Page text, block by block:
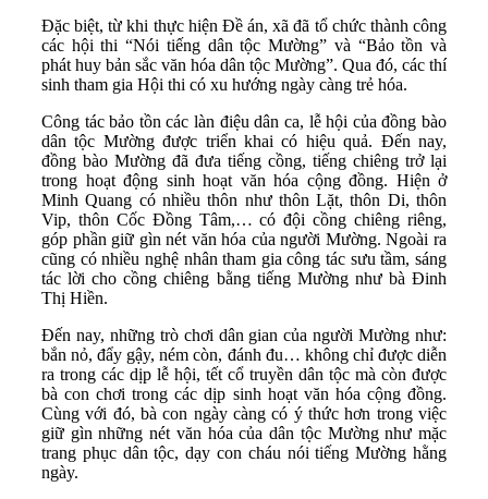
Đặc biệt, từ khi thực hiện Đề án, xã đã tổ chức thành công
các hội thi “Nói tiếng dân tộc Mường” và “Bảo tồn và
phát huy bản sắc văn hóa dân tộc Mường”. Qua đó, các thí
sinh tham gia Hội thi có xu hướng ngày càng trẻ hóa.
Công tác bảo tồn các làn điệu dân ca, lễ hội của đồng bào
dân tộc Mường được triển khai có hiệu quả. Đến nay,
đồng bào Mường đã đưa tiếng cồng, tiếng chiêng trở lại
trong hoạt động sinh hoạt văn hóa cộng đồng. Hiện ở
Minh Quang có nhiều thôn như thôn Lặt, thôn Di, thôn
Vip, thôn Cốc Đồng Tâm,… có đội cồng chiêng riêng,
góp phần giữ gìn nét văn hóa của người Mường. Ngoài ra
cũng có nhiều nghệ nhân tham gia công tác sưu tầm, sáng
tác lời cho cồng chiêng bằng tiếng Mường như bà Đinh
Thị Hiền.
Đến nay, những trò chơi dân gian của người Mường như:
bắn nỏ, đẩy gậy, ném còn, đánh đu… không chỉ được diễn
ra trong các dịp lễ hội, tết cổ truyền dân tộc mà còn được
bà con chơi trong các dịp sinh hoạt văn hóa cộng đồng.
Cùng với đó, bà con ngày càng có ý thức hơn trong việc
giữ gìn những nét văn hóa của dân tộc Mường như mặc
trang phục dân tộc, dạy con cháu nói tiếng Mường hằng
ngày.